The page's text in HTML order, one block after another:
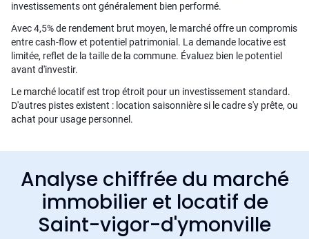
investissements ont généralement bien performé.
Avec 4,5% de rendement brut moyen, le marché offre un compromis
entre cash-flow et potentiel patrimonial. La demande locative est
limitée, reflet de la taille de la commune. Évaluez bien le potentiel
avant d'investir.
Le marché locatif est trop étroit pour un investissement standard.
D'autres pistes existent : location saisonnière si le cadre s'y prête, ou
achat pour usage personnel.
Analyse chiffrée du marché
immobilier et locatif de
Saint-vigor-d'ymonville